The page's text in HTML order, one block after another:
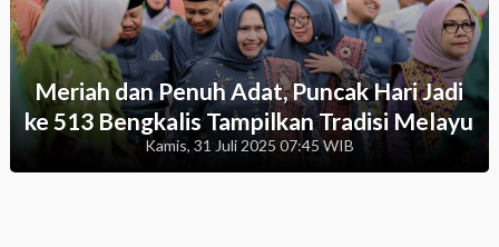
Meriah dan Penuh Adat, Puncak Hari Jadi
ke 513 Bengkalis Tampilkan Tradisi Melayu
Kamis, 31 Juli 2025 07:45 WIB